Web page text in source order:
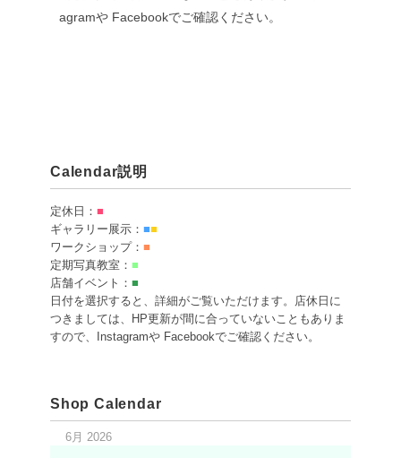
agramや Facebookでご確認ください。
Calendar説明
定休日： ■
ギャラリー展示： ■■
ワークショップ： ■
定期写真教室： ■
店舗イベント： ■
日付を選択すると、詳細がご覧いただけます。店休日に
つきましては、HP更新が間に合っていないこともありま
すので、Instagramや Facebookでご確認ください。
Shop Calendar
6月 2026